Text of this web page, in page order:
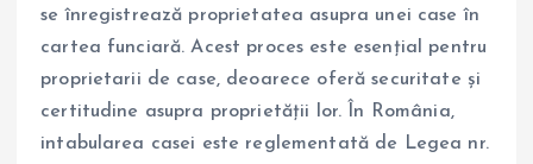
se înregistrează proprietatea asupra unei case în
cartea funciară. Acest proces este esențial pentru
proprietarii de case, deoarece oferă securitate și
certitudine asupra proprietății lor. În România,
intabularea casei este reglementată de Legea nr.